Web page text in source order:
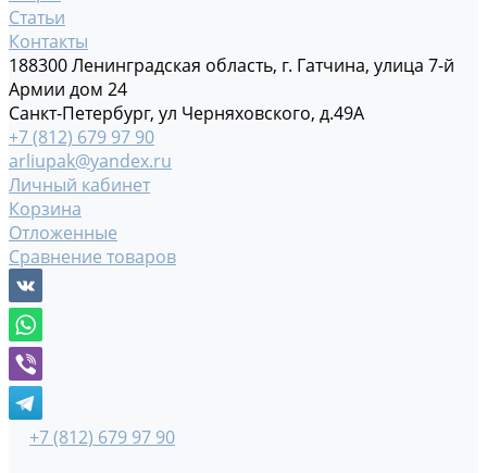
Статьи
Контакты
188300 Ленинградская область, г. Гатчина, улица 7-й
Армии дом 24
Санкт-Петербург, ул Черняховского, д.49А
+7 (812) 679 97 90
arliupak@yandex.ru
Личный кабинет
Корзина
Отложенные
Сравнение товаров
+7 (812) 679 97 90